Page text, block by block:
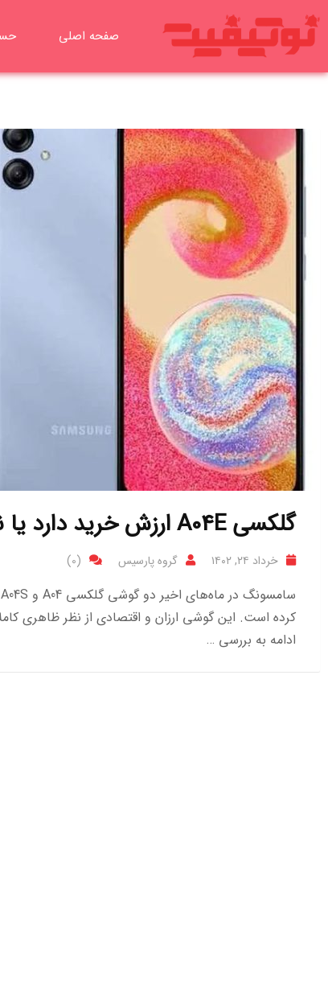
پرش
صفحه اصلی
گلکسی A04E ارزش خرید دارد یا نه؟
خرداد ۲۴, ۱۴۰۲ گروه پارسیس (0)
کرده است. این گوشی ارزان و اقتصادی از نظر ظاهری
ادامه به بررسی …